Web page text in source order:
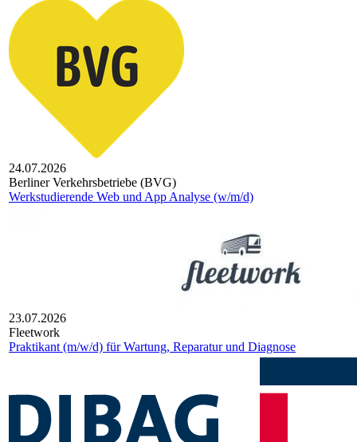
24.07.2026
Berliner Verkehrsbetriebe (BVG)
Werkstudierende Web und App Analyse (w/m/d)
23.07.2026
Fleetwork
Praktikant (m/w/d) für Wartung, Reparatur und Diagnose